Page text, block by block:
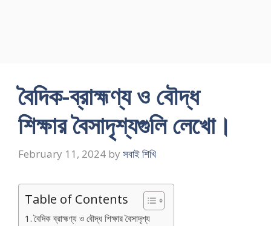
বৈদিক-ব্রাহ্মণ্য ও বৌদ্ধ
শিক্ষার বৈসাদৃশ্যগুলি লেখাে।
February 11, 2024 by সবাই শিখি
Table of Contents
বৈদিক ব্রাহ্মণ্য ও বৌদ্ধ শিক্ষার বৈসাদৃশ্য